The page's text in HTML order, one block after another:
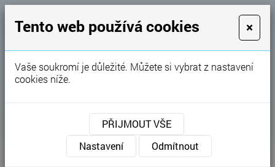
GARÁŽOVÁ VRATA
Karel Procházka
Garážová vrata, brány, ploty ...
Kontaktujte nás
KONTAKTUJTE NÁS
Tento web používá cookies ×
Vaše soukromí je důležité. Můžete si vybrat z nastavení
cookies níže.
PŘIJMOUT VŠE
Nastavení
Odmítnout